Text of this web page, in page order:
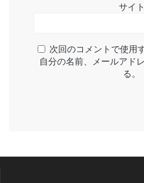
サイト
次回のコメントで使用
自分の名前、メールアド
る。